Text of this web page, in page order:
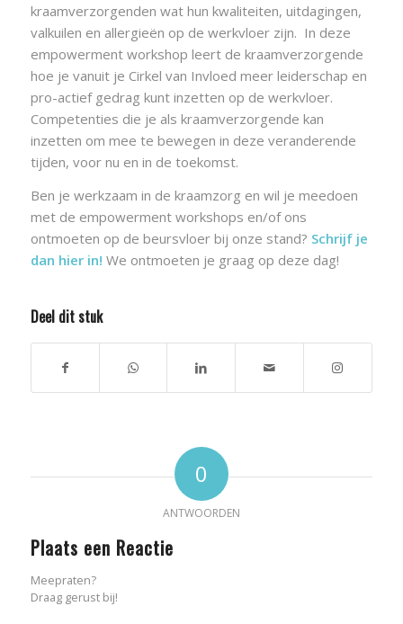
kraamverzorgenden wat hun kwaliteiten, uitdagingen,
valkuilen en allergieën op de werkvloer zijn. In deze
empowerment workshop leert de kraamverzorgende
hoe je vanuit je Cirkel van Invloed meer leiderschap en
pro-actief gedrag kunt inzetten op de werkvloer.
Competenties die je als kraamverzorgende kan
inzetten om mee te bewegen in deze veranderende
tijden, voor nu en in de toekomst.
Ben je werkzaam in de kraamzorg en wil je meedoen
met de empowerment workshops en/of ons
ontmoeten op de beursvloer bij onze stand? Schrijf je
dan hier in! We ontmoeten je graag op deze dag!
Deel dit stuk
0
ANTWOORDEN
Plaats een Reactie
Meepraten?
Draag gerust bij!